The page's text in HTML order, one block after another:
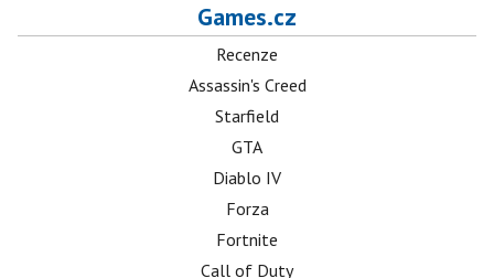
Games.cz
Recenze
Assassin's Creed
Starfield
GTA
Diablo IV
Forza
Fortnite
Call of Duty